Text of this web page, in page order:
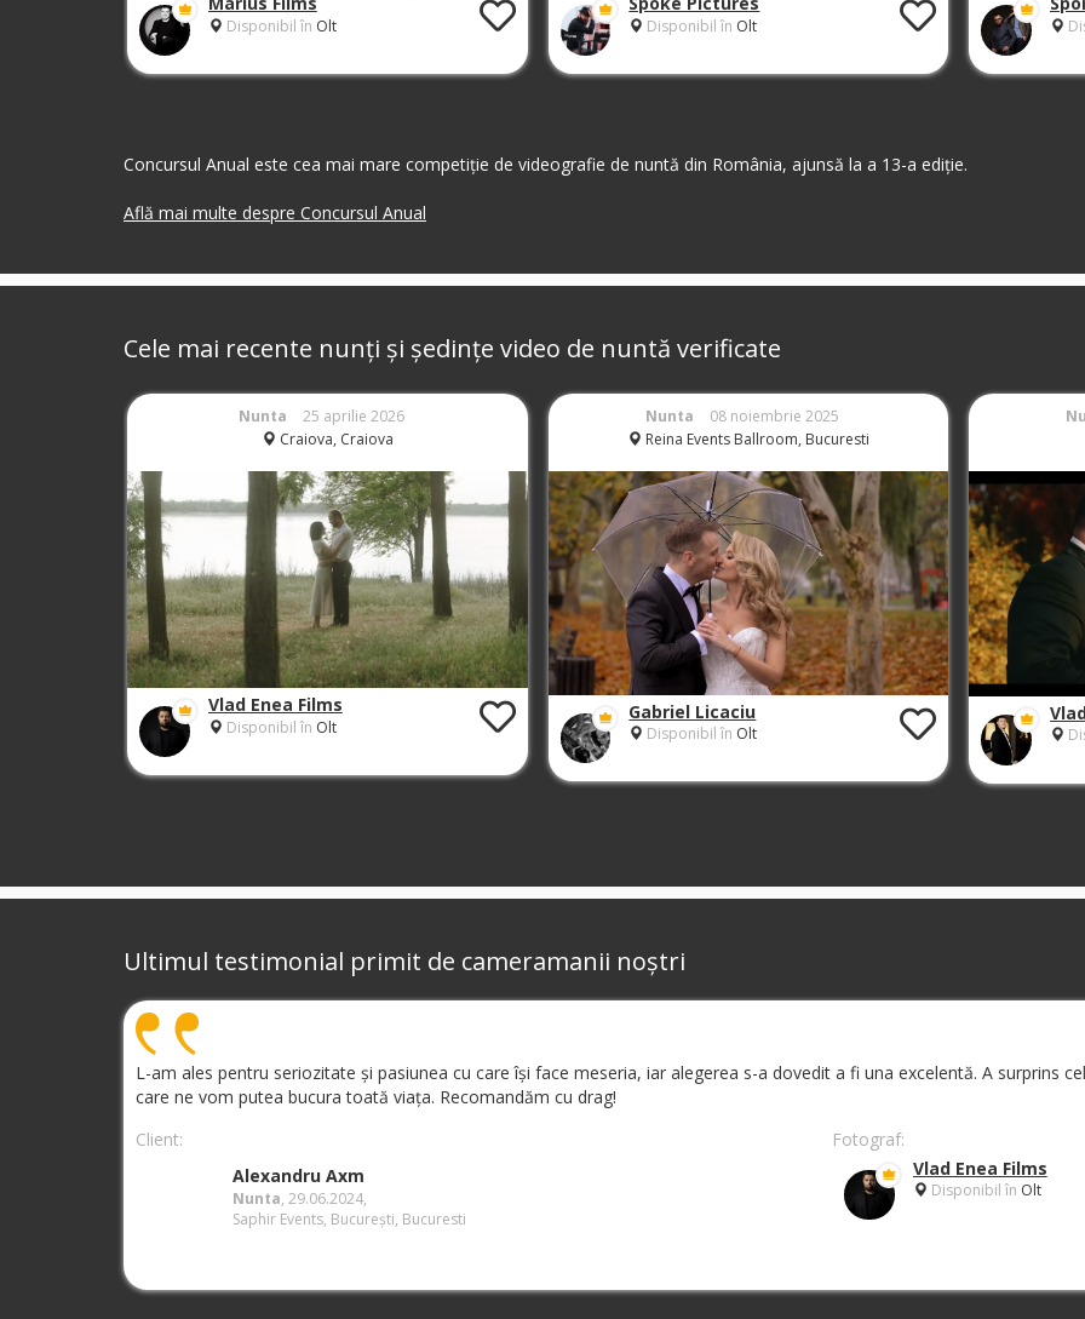
Disponibil în Olt Disponibil în Olt
Concursul Anual este cea mai mare competiție de videografie de nuntă din România, ajunsă la a 13-a ediție.
Află mai multe despre Concursul Anual
Cele mai recente nunți și ședințe video de nuntă verificate
Nunta
25 aprilie 2026
Craiova, Craiova
Vlad Enea Films
Disponibil în Olt
Nunta
08 noiembrie 2025
Reina Events Ballroom, Bucuresti
Gabriel Licaciu
Disponibil în Olt
Ultimul testimonial primit de cameramanii noștri
L-am ales pentru seriozitate și pasiunea cu care își face meseria, iar alegerea s-a dovedit a fi una excelentă. A surprins
care ne vom putea bucura toată viața. Recomandăm cu drag!
Client:
Alexandru Axm
Nunta, 29.06.2024,
Saphir Events, București, Bucuresti
Fotograf:
Vlad Enea Films
Disponibil în Olt